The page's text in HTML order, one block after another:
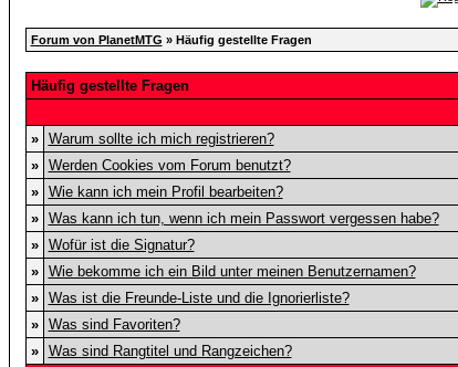
Forum von PlanetMTG » Häufig gestellte Fragen
Häufig gestellte Fragen
»
Warum sollte ich mich registrieren?
»
Werden Cookies vom Forum benutzt?
»
Wie kann ich mein Profil bearbeiten?
»
Was kann ich tun, wenn ich mein Passwort vergessen habe?
»
Wofür ist die Signatur?
»
Wie bekomme ich ein Bild unter meinen Benutzernamen?
»
Was ist die Freunde-Liste und die Ignorierliste?
»
Was sind Favoriten?
»
Was sind Rangtitel und Rangzeichen?